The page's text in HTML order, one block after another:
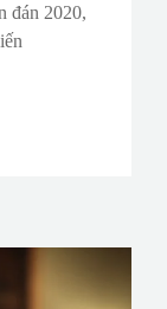
đán 2020,